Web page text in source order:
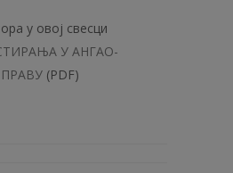
у овој свесци
У АНГАО-
(PDF)